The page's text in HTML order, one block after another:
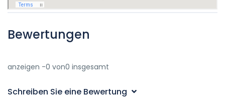
Bewertungen
anzeigen -0 von0 insgesamt
Schreiben Sie eine Bewertung